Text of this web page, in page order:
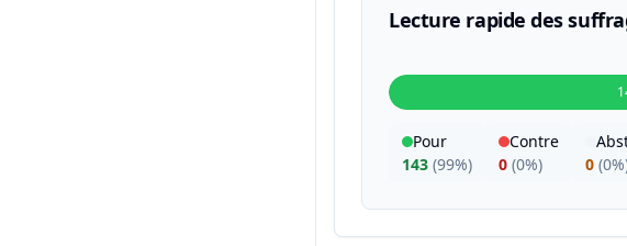
Lecture rapide des
Pour
143 (99%)
Contre
0 (0%)
0 (0%